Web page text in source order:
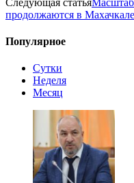
продолжаются в Махачкале
Популярное
Сутки
Неделя
Месяц